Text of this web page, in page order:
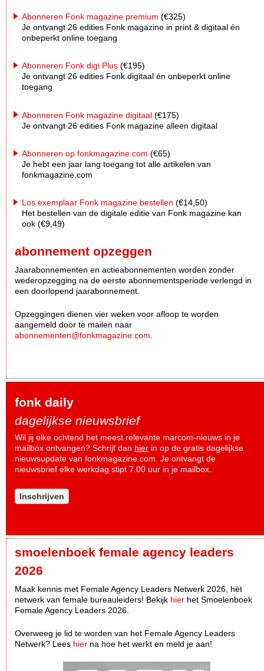
Abonneren Fonk magazine premium (€325)
Je ontvangt 26 edities Fonk magazine in print & digitaal én
onbeperkt online toegang
Abonneren Fonk digi Plus (€195)
Je ontvangt 26 edities Fonk digitaal én onbeperkt online
toegang
Abonneren Fonk magazine digitaal (€175)
Je ontvangt 26 edities Fonk magazine alleen digitaal
Abonneren op fonkmagazine.com (€65)
Je hebt een jaar lang toegang tot alle artikelen van
fonkmagazine.com
Los exemplaar Fonk magazine bestellen (€14,50)
Het bestellen van de digitale editie van Fonk magazine kan
ook (€9,49)
abonnement opzeggen
Jaarabonnementen en actieabonnementen worden zonder
wederopzegging na de eerste abonnementsperiode verlengd in
een doorlopend jaarabonnement.
Opzeggingen dienen vier weken voor afloop te worden
aangemeld door te mailen naar
abonnementen@fonkmagazine.com
fonk daily
dagelijkse nieuwsbrief
Wil jij elke ochtend het meest relevante marcom-nieuws in je
mailbox ontvangen? Schrijf dan hier in op de gratis dagelijkse
nieuwsupdate van fonkmagazine.com. Je ontvangt de
nieuwsbrief elke werkdag stipt 7.00 uur in je mailbox.
Inschrijven
smoelenboek female agency leaders
2026
Maak kennis met Female Agency Leaders Netwerk 2026, hèt
netwerk van female bureauleiders! Bekijk hier het Smoelenboek
Female Agency Leaders 2026.
Overweeg je lid te worden van het Female Agency Leaders
Netwerk? Lees hier na hoe het werkt en meld je aan!